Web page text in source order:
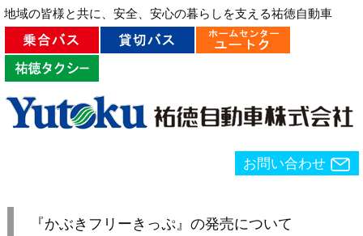
お問い合わせ
Menu Prev Next Search
地域の皆様と共に、安全、安心の暮らしを支える祐徳自動車
お問い合わせ
『かぶきフリーきっぷ』の発売について